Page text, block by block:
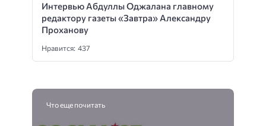
Интервью Абдуллы Оджалана главному
редактору газеты «Завтра» Александру
Проханову
Нравится: 437
Что еще почитать